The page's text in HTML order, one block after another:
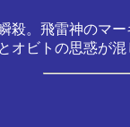
殺。飛雷神のマ
オビトの思惑が